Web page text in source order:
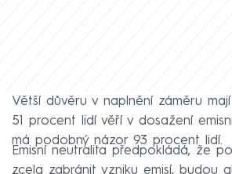
Větší důvěru v naplnění záměru
51 procent lidí věří v dosažení
má podobný názor 93 procent lidí.
Emisní neutralita předpokládá, že
zcela zabránit vzniku emisí, budou